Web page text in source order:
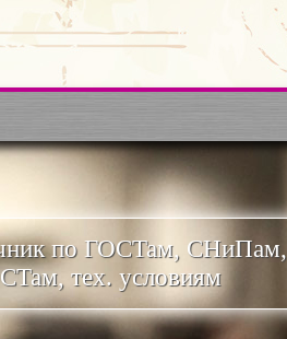
по ГОСТам, СНиПам,
тех. условиям